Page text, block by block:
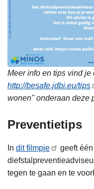
Meer info en tips vind
http://besafe.jdbi.eu/tips
wonen" onderaan deze
Preventietips
In dit filmpje
geeft
tegen te gaan en te